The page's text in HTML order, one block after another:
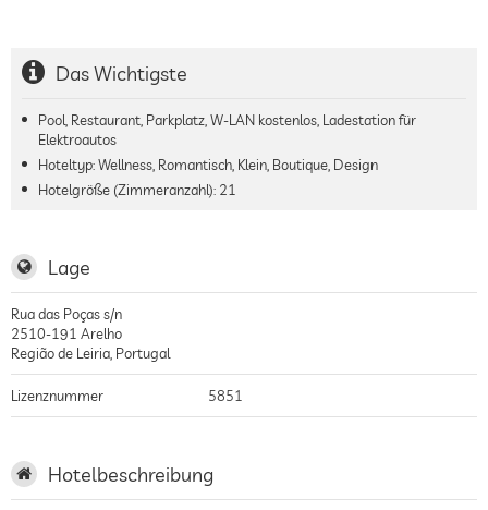
Das Wichtigste
Pool, Restaurant, Parkplatz, W-LAN kostenlos, Ladestation für
Elektroautos
Hoteltyp: Wellness, Romantisch, Klein, Boutique, Design
Hotelgröße (Zimmeranzahl): 21
Lage
Rua das Poças s/n
2510-191 Arelho
Região de Leiria Portugal
Lizenznummer 5851
Hotelbeschreibung